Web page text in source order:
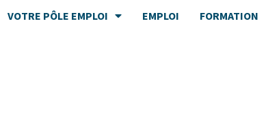
VOTRE PÔLE EMPLOI EMPLOI FORMATION